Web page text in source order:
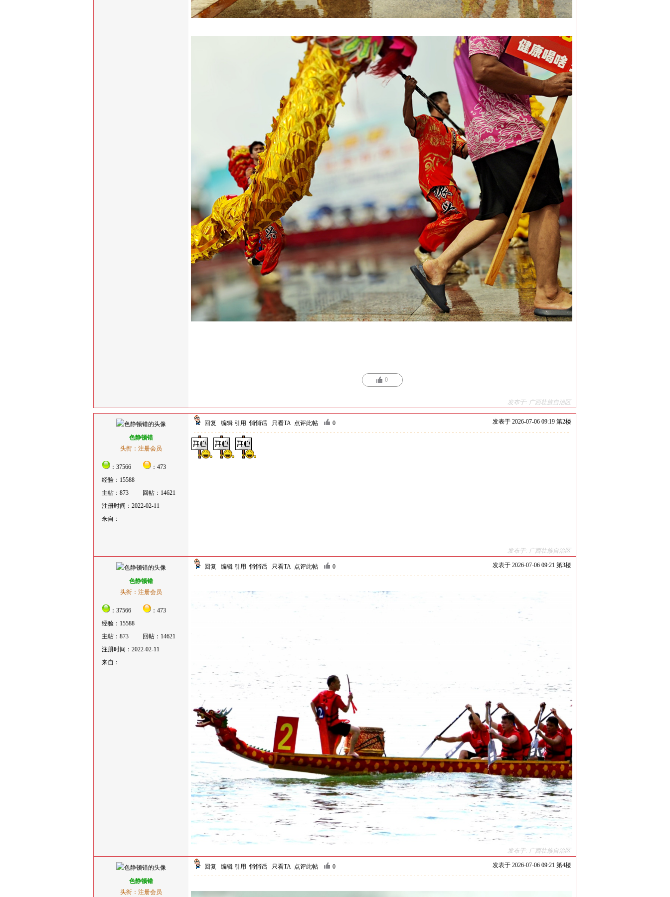
0
发布于: 广西壮族自治区
色静顿错
头衔：注册会员
：37566
：473
经验：15588
主帖：873
回帖：14621
注册时间：2022-02-11
来自：
回复 编辑 引用 悄悄话 只看TA 点评此帖 0 发表于 2026-07-06 09:19 第2楼
发布于: 广西壮族自治区
色静顿错
头衔：注册会员
：37566
：473
经验：15588
主帖：873
回帖：14621
注册时间：2022-02-11
来自：
回复 编辑 引用 悄悄话 只看TA 点评此帖 0 发表于 2026-07-06 09:21 第3楼
发布于: 广西壮族自治区
色静顿错
头衔：注册会员
回复 编辑 引用 悄悄话 只看TA 点评此帖 0 发表于 2026-07-06 09:21 第4楼